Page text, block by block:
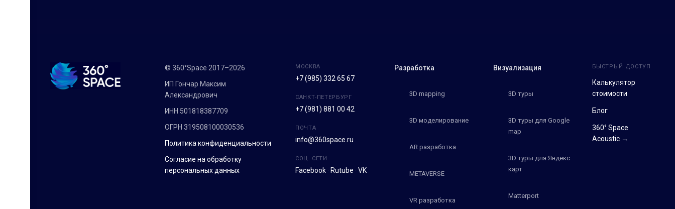
© 360°Space 2017–2026
ИП Гончар Максим
Александрович
ИНН 501818387709
ОГРН 319508100030536
Политика конфиденциальности
Согласие на обработку
персональных данных
МОСКВА
+7 (985) 332 65 67
САНКТ-ПЕТЕРБУРГ
+7 (981) 881 00 42
ПОЧТА
info@360space.ru
СОЦ. СЕТИ
Facebook· Rutube · VK
Разработка
3D mapping
3D моделирование
AR разработка
METAVERSE
VR разработка
Визуализация
3D туры
3D туры для Google
map
3D туры для Яндекс
карт
Matterport
БЫСТРЫЙ ДОСТУП
Калькулятор
стоимости
Блог
360° Space
Acoustic →